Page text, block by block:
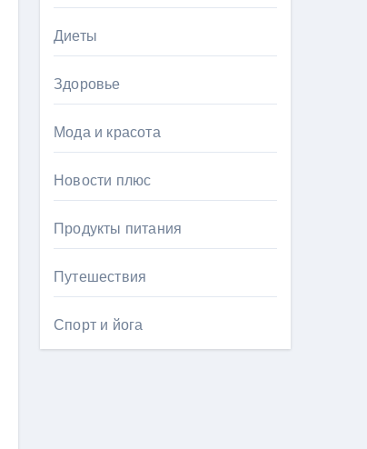
Диеты
Здоровье
Мода и красота
Новости плюс
Продукты питания
Путешествия
Спорт и йога